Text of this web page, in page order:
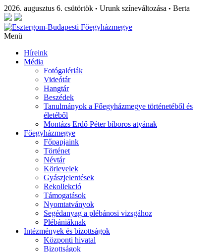
2026. augusztus 6. csütörtök • Urunk színeváltozása • Berta
Menü
Híreink
Média
Fotógalériák
Videótár
Hangtár
Beszédek
Tanulmányok a Főegyházmegye történetéből és
életéből
Montázs Erdő Péter bíboros atyának
Főegyházmegye
Főpapjaink
Történet
Névtár
Körlevelek
Gyászjelentések
Rekollekció
Támogatások
Nyomtatványok
Segédanyag a plébánosi vizsgához
Plébániáknak
Intézmények és bizottságok
Központi hivatal
Bizottságok